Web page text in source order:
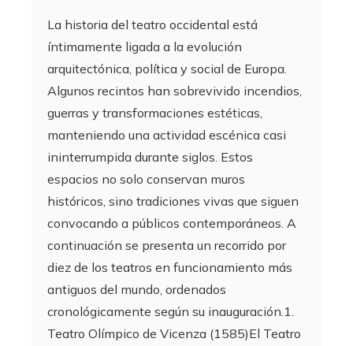
La historia del teatro occidental está
íntimamente ligada a la evolución
arquitectónica, política y social de Europa.
Algunos recintos han sobrevivido incendios,
guerras y transformaciones estéticas,
manteniendo una actividad escénica casi
ininterrumpida durante siglos. Estos
espacios no solo conservan muros
históricos, sino tradiciones vivas que siguen
convocando a públicos contemporáneos. A
continuación se presenta un recorrido por
diez de los teatros en funcionamiento más
antiguos del mundo, ordenados
cronológicamente según su inauguración.1.
Teatro Olímpico de Vicenza (1585)El Teatro